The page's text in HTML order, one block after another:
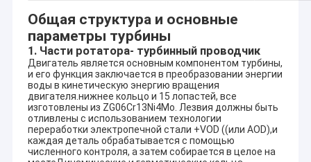
Дом
Продукты
О нас
Общая структура и основные
параметры турбины
1. Части ротатора- турбинный проводчик
Двигатель является основным компонентом турбины,
и его функция заключается в преобразовании энергии
воды в кинетическую энергию вращения
двигателя.нижнее кольцо и 15 лопастей, все
изготовлены из ZG06Cr13Ni4Mo. Лезвия должны быть
отливлены с использованием технологии
переработки электропечной стали +VOD ((или AOD),и
каждая деталь обрабатывается с помощью
численного контроля, а затем собирается в целое на
HYDROTU полные китайские поставщик оборудования
гидроэлектроэнергии, советовать с и рискованое
начинание проектирования в поле оборудования
гидроэлектроэнергии. Мы обеспечиваем
высококачественное китайское оборудование
гидроэлектроэнергии с передовыми технологиями и